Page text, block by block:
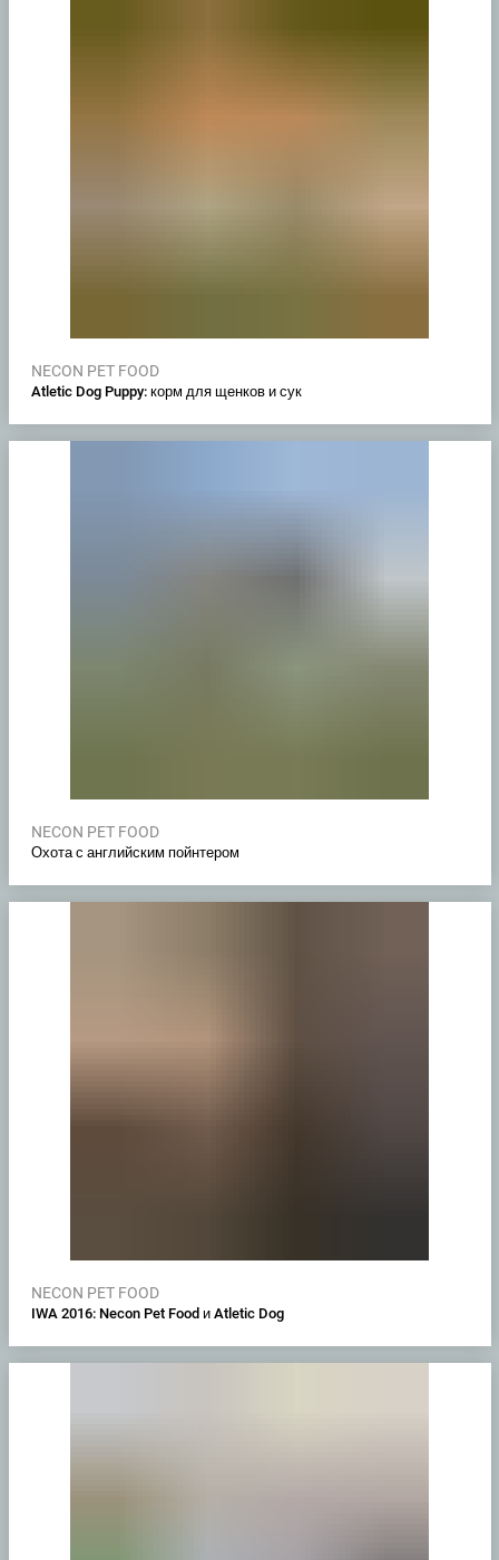
NECON PET FOOD
Atletic Dog Puppy: корм для щенков и сук
NECON PET FOOD
Охота с английским пойнтером
NECON PET FOOD
IWA 2016: Necon Pet Food и Atletic Dog